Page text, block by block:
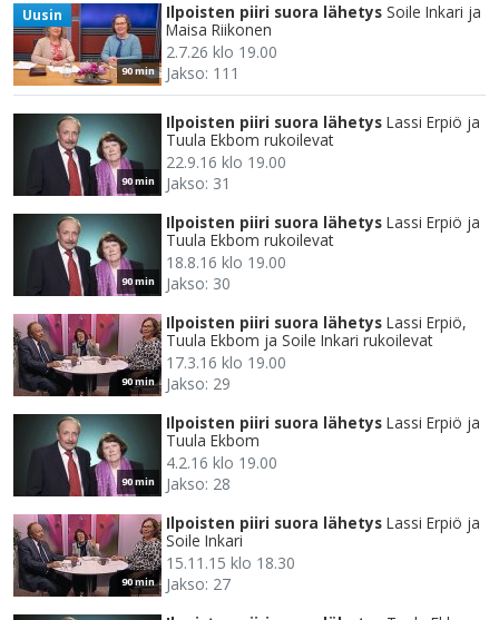
90 min
Uusin Ilpoisten piiri suora lähetys Soile Inkari ja
Maisa Riikonen
2.7.26 klo 19.00
Jakso: 111
90 min
Ilpoisten piiri suora lähetys Lassi Erpiö ja
Tuula Ekbom rukoilevat
22.9.16 klo 19.00
Jakso: 31
90 min
Ilpoisten piiri suora lähetys Lassi Erpiö ja
Tuula Ekbom rukoilevat
18.8.16 klo 19.00
Jakso: 30
90 min
Ilpoisten piiri suora lähetys Lassi Erpiö,
Tuula Ekbom ja Soile Inkari rukoilevat
17.3.16 klo 19.00
Jakso: 29
90 min
Ilpoisten piiri suora lähetys Lassi Erpiö ja
Tuula Ekbom
4.2.16 klo 19.00
Jakso: 28
90 min
Ilpoisten piiri suora lähetys Lassi Erpiö ja
Soile Inkari
15.11.15 klo 18.30
Jakso: 27